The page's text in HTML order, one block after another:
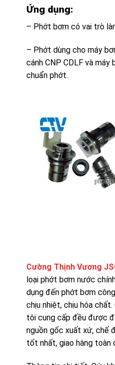
Ứng dụng:
– Phớt bơm có vai trò
– Phớt dùng cho máy
cánh CNP CDLF và
chuẩn phớt.
Cường Thịnh Vương
loại phớt bơm nước
dụng đến phớt bơm
chịu nhiệt, chịu hóa
tôi cung cấp đều được
nguồn gốc xuất xứ, chế
tốt nhất, giao hàng toàn